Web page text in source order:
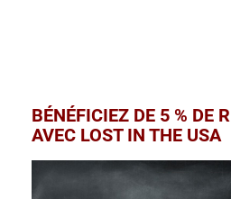
BÉNÉFICIEZ DE 5 % DE
AVEC LOST IN THE USA